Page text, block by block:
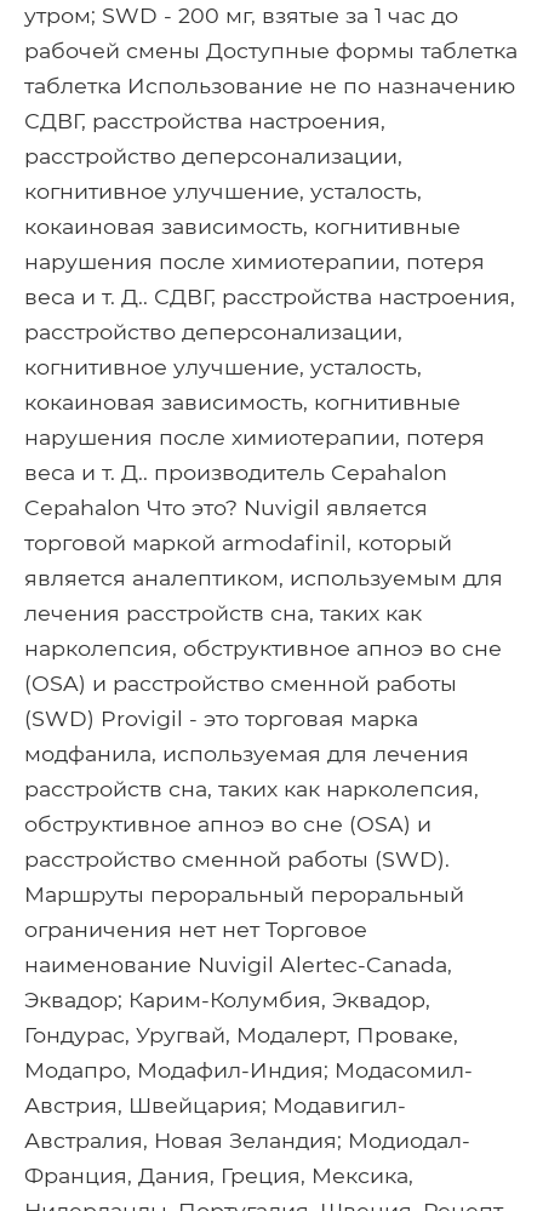
утром; SWD - 200 мг, взятые за 1 час до
рабочей смены Доступные формы таблетка
таблетка Использование не по назначению
СДВГ, расстройства настроения,
расстройство деперсонализации,
когнитивное улучшение, усталость,
кокаиновая зависимость, когнитивные
нарушения после химиотерапии, потеря
веса и т. Д.. СДВГ, расстройства настроения,
расстройство деперсонализации,
когнитивное улучшение, усталость,
кокаиновая зависимость, когнитивные
нарушения после химиотерапии, потеря
веса и т. Д.. производитель Cepahalon
Cepahalon Что это? Nuvigil является
торговой маркой armodafinil, который
является аналептиком, используемым для
лечения расстройств сна, таких как
нарколепсия, обструктивное апноэ во сне
(OSA) и расстройство сменной работы
(SWD) Provigil - это торговая марка
модфанила, используемая для лечения
расстройств сна, таких как нарколепсия,
обструктивное апноэ во сне (OSA) и
расстройство сменной работы (SWD).
Маршруты пероральный пероральный
ограничения нет нет Торговое
наименование Nuvigil Alertec-Canada,
Эквадор; Карим-Колумбия, Эквадор,
Гондурас, Уругвай, Модалерт, Проваке,
Модапро, Модафил-Индия; Модасомил-
Австрия, Швейцария; Модавигил-
Австралия, Новая Зеландия; Модиодал-
Франция, Дания, Греция, Мексика,